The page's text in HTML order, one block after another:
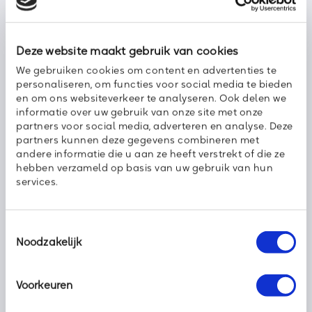
Deze website maakt gebruik van cookies
We gebruiken cookies om content en advertenties te
personaliseren, om functies voor social media te bieden
en om ons websiteverkeer te analyseren. Ook delen we
informatie over uw gebruik van onze site met onze
partners voor social media, adverteren en analyse. Deze
partners kunnen deze gegevens combineren met
andere informatie die u aan ze heeft verstrekt of die ze
hebben verzameld op basis van uw gebruik van hun
services.
Noodzakelijk
Voorkeuren
KPN ÉÉN beheer
Telecom aan het juiste adres! Axoft IT & Telecom is een
betrouwbare, deskundige en betrokken partner op het gebied
richten op het gebied van IT en Telecom. Wanneer u bent
geinteresseerd in KNP ÉÉN kunt u daarom altijd
contact
met